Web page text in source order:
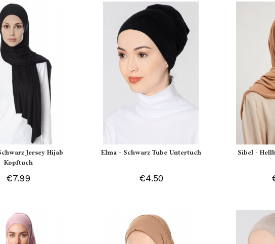
Jersey Hijab
Kopftuch
€7.99
Elma - Schwarz Tube Untertuch
€4.50
Sibel -